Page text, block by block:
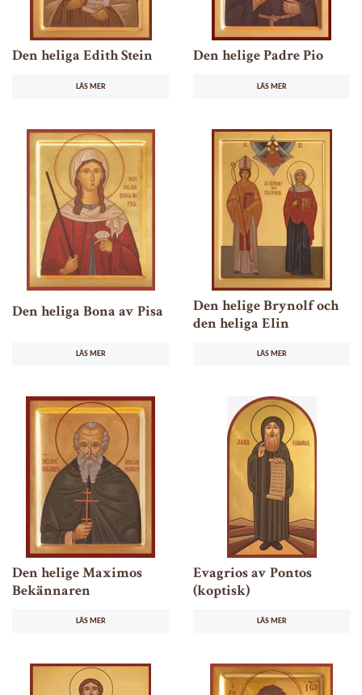
Den heliga Edith Stein
LÄS MER
Den helige Padre Pio
LÄS MER
Den heliga Bona av Pisa
LÄS MER
Den helige Brynolf och
den heliga Elin
LÄS MER
Den helige Maximos
Bekännaren
LÄS MER
Evagrios av Pontos
(koptisk)
LÄS MER